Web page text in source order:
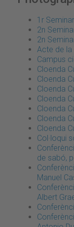
1r
2n
2n
Acte de
Campus
Cloenda
Cloenda
Cloenda
Cloenda
Cloenda
Cloenda
Cloenda
Col·loqui
de sabó,
Manuel
Albert